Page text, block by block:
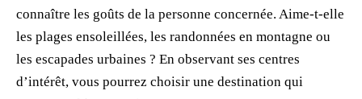
connaître les goûts de la personne concernée. Aime-t-elle
les plages ensoleillées, les randonnées en montagne ou
les escapades urbaines ? En observant ses centres
d’intérêt, vous pourrez choisir une destination qui